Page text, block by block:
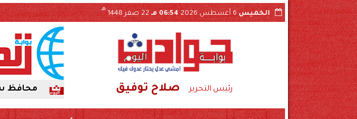
الخميس6 أغسطس 2026 06:54 مـ 22 صفر 1448
هـ
رئيس التحرير صلاح توفيق محافظ سوهاج يحظر